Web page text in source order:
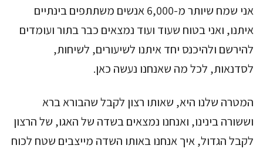
אני שמח שיותר מ-6,000 אנשים משתתפים בינתיים
איתנו, ואני בטוח שעוד ועוד נמצאים כבר בתור ועומדים
להירשם ולהיכנס יחד איתנו לשיעורים, לשיחות,
לסדנאות, לכל מה שאנחנו נעשה כאן.
המטרה שלנו היא, שאותו רצון לקבל שהבורא ברא
וששורה בינינו, ואנחנו נמצאים בשדה של האגו, של הרצון
לקבל הגדול, איך אנחנו באותו השדה מייצבים שטח לכוח